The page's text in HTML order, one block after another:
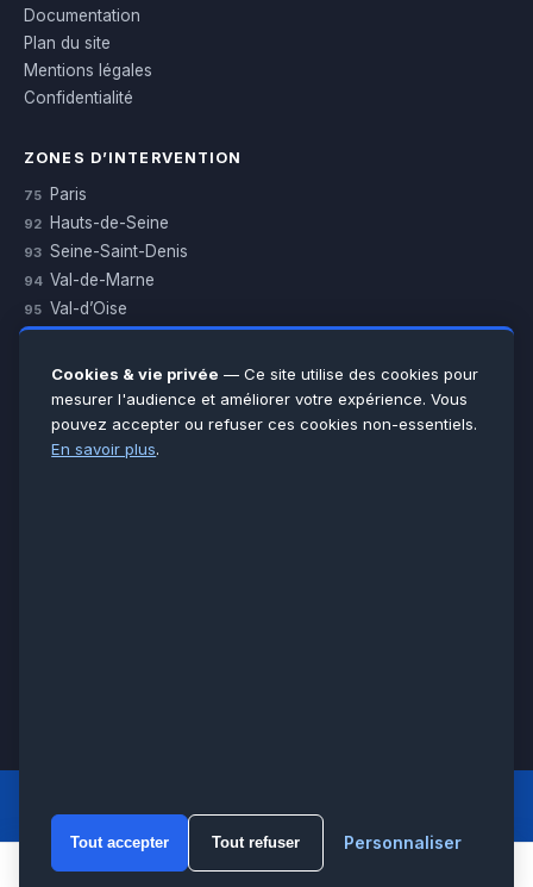
Documentation
Plan du site
Mentions légales
Confidentialité
ZONES D’INTERVENTION
75 Paris
92 Hauts-de-Seine
93 Seine-Saint-Denis
94 Val-de-Marne
95 Val-d’Oise
Essonne
Seine-et-Marne
Voir toutes les villes →
LCM
Cookies & vie privée — Ce site utilise des cookies pour
mesurer l'audience et améliorer votre expérience. Vous
pouvez accepter ou refuser ces cookies non-essentiels.
En savoir plus.
Tout accepter Tout refuser Personnaliser